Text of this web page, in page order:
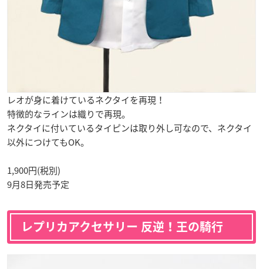
レオが身に着けているネクタイを再現！
特徴的なラインは織りで再現。
ネクタイに付いているタイピンは取り外し可なので、ネクタイ
以外につけてもOK。
1,900円(税別)
9月8日発売予定
レプリカアクセサリー 反逆！王の騎行